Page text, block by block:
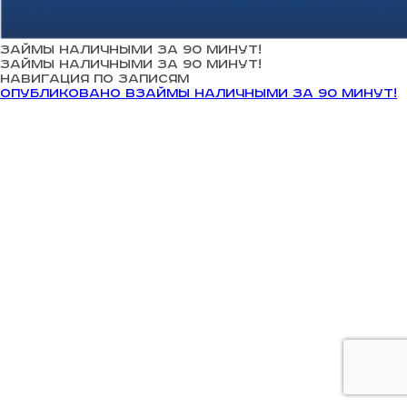
Займы наличными за 90 минут!
Займы наличными за 90 минут!
Навигация по записям
Опубликовано вЗаймы наличными за 90 минут!